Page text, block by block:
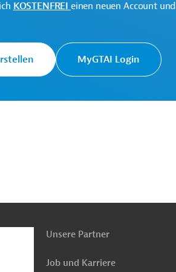
KOSTENFREI einen neuen Account
MyGTAI Login
oben
Unsere Partner
Job und Karriere